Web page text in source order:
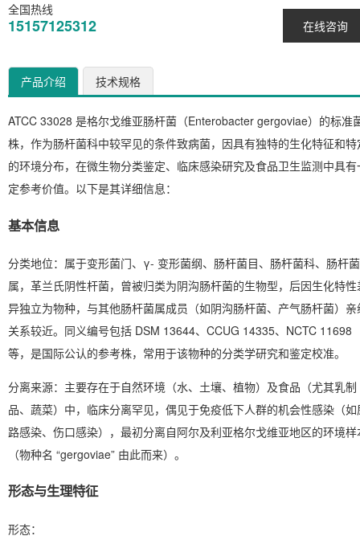
在线咨询
全国热线
15157125312
产品介绍 技术规格
ATCC 33028 是格尔戈维亚肠杆菌（Enterobacter gergoviae）的标准
株，作为肠杆菌科中较罕见的条件致病菌，因具有独特的生化特征和特
的环境分布，在微生物分类鉴定、临床感染研究及食品卫生监测中具有
定参考价值。以下是其详细信息：
基本信息
分类地位：属于变形菌门、γ- 变形菌纲、肠杆菌目、肠杆菌科、肠杆菌
属，革兰氏阴性杆菌，曾被归类为阴沟肠杆菌的生物型，后因生化特性
异独立为物种，与其他肠杆菌属成员（如阴沟肠杆菌、产气肠杆菌）亲
关系较近。同义编号包括 DSM 13644、CCUG 14335、NCTC 11698
等，是国际公认的参考株，常用于该物种的分类学研究和鉴定校准。
分离来源：主要存在于自然环境（水、土壤、植物）及食品（尤其乳制
品、蔬菜）中，临床分离罕见，偶见于免疫低下人群的机会性感染（如
路感染、伤口感染），最初分离自阿尔及利亚格尔戈维亚地区的环境样
（物种名 “gergoviae” 由此而来）。
形态与生理特征
形态：